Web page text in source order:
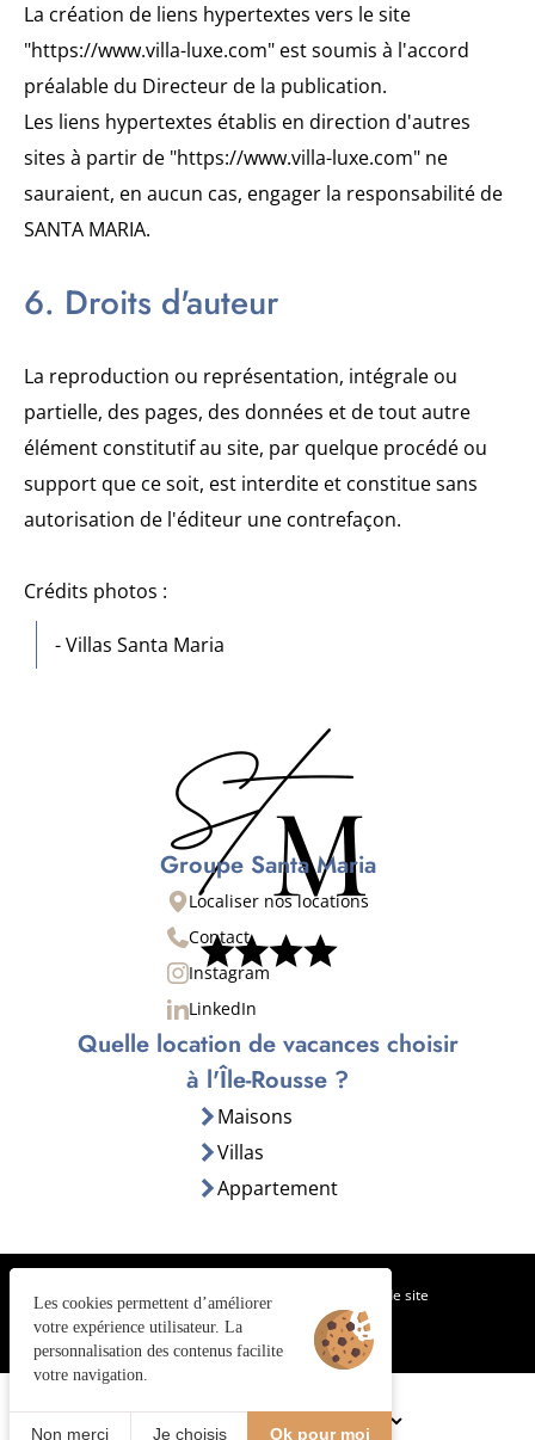
La création de liens hypertextes vers le site
"https://www.villa-luxe.com" est soumis à l'accord
préalable du Directeur de la publication.
Les liens hypertextes établis en direction d'autres
sites à partir de "https://www.villa-luxe.com" ne
sauraient, en aucun cas, engager la responsabilité de
SANTA MARIA.
6. Droits d'auteur
La reproduction ou représentation, intégrale ou
partielle, des pages, des données et de tout autre
élément constitutif au site, par quelque procédé ou
support que ce soit, est interdite et constitue sans
autorisation de l'éditeur une contrefaçon.
Crédits photos :
- Villas Santa Maria
RÉSERVER
Groupe Santa Maria
Localiser nos locations
Contact
Instagram
LinkedIn
Quelle location de vacances choisir
à l'Île-Rousse ?
Maisons
Villas
Appartement
Gestion des cookiesMentions légales
Plan de site
©2026 Juliana Web créateur
Les cookies permettent d’améliorer
votre expérience utilisateur. La
personnalisation des contenus facilite
votre navigation.
Ok pour moi
Non merci Je choisis